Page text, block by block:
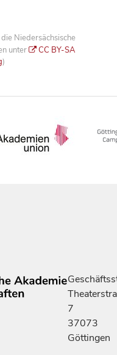
Niedersächsische
unter
CC BY-SA
)
7
37073
Göttingen